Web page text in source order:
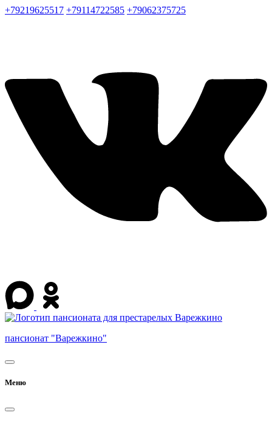
+79219625517 +79114722585 +79062375725
пансионат "Варежкино"
Меню